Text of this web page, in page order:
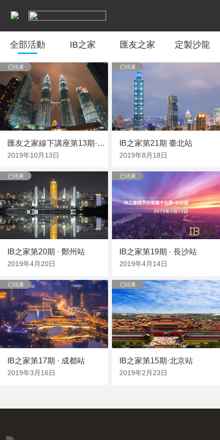
全部活動 IB之家 匯友之家 定製沙龍
匯友之家線下講座第13期·吉隆坡
2019年10月13日
已结束
IB之家第21期 臺北站
2019年8月18日
已结束
IB之家第20期 · 鄭州站
2019年4月20日
已结束
IB之家第19期 · 長沙站
2019年4月14日
已结束
IB之家第17期 · 成都站
2019年3月16日
已结束
IB之家第15期·北京站
2019年2月23日
已结束